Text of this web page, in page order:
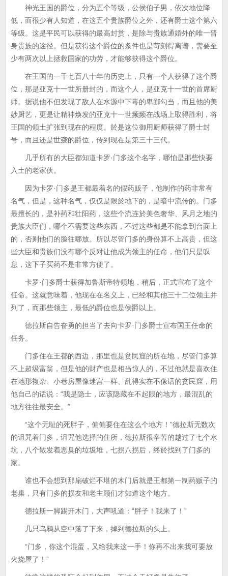
神光王国的爵位，分为五个等级，公侯伯子男，依次地位降
低，而很少有人知道，在这五个贵族爵位之外，还有爵士这个第六
等级。这是平民可以获得的最高封赏，是除与贵族通婚外的唯一晋
身贵族的途径。但是获得这个爵位的条件也是苛刻得离谱，需要至
少有两次以上拯救国家的功劳，才能够获得这个爵位。
在王国的一千七百八十年的历史上，只有一个人获得了这个爵
位，那是亚克十一世所册封的，而这个人，是亚克十一世的首席厨
师。据说他不但发现了敌人在水源中下毒的卑鄙勾当，而且他的美
妙厨艺，更是让精神焕发的亚克十一世频频在战场上取得胜利，将
王国的领土扩张到现在的程度。於是这位御用厨师获得了爵士封
号，而且还是世袭的爵位，传到现在是第三十三代。
几乎所有的大臣都知道卡罗·门多这个名字，哪怕是那些快要
入土的老家伙。
因为卡罗·门多是王都最着名的假药贩子，他制作的药非常有
名气，但是，这种名气，仅仅是限於地下的，是暗中流传的。门多
最擅长的，是补药和壮阳药，这些个流连於美色奢华、风月之地的
贵族大臣们，哪个不需要这些东西，不过这些都是不能拿到台面上
的，否则他们的脸往哪放。所以尽管门多的身份算不上高贵，但这
些大臣和贵族们没有哪个反对让他成为领主的任命，他们只是叹
息，这下子买药不是非常方便了。
卡罗·门多爵士获得加鲁斯帝特领地，稍后，正式宣布了这个
任命。这就意味着，他现在在名义上，已经和其他三十二位领主并
列了，而那些领主，最低的爵位也是侯爵以上。
德拉斯自告奋勇的担当了去向卡罗·门多爵士宣布国王任命的
任务。
门多住在王都的西边，那里也是贫民窟的所在地，尽管门多算
不上超级富翁，但是他的财产也是相当惊人的，不过他就是喜欢住
在地形複杂、小巷房屋像迷宫一样、乱得实在不像话的贫民窟，用
他自己的话说：“我是隐士，应该隐藏在不起眼的地方，最混乱的
地方往往最安全。”
“这个无耻的死胖子，偏偏要住在这么个地方！”德拉斯无数次
的诅咒着门多，诅咒他选择的住所，德拉斯很辛苦的越过了七个水
坑，八个散发着恶臭的垃圾堆，七拐八拐后，终於找到了门多的
家。
谁也不会想到那扇破烂不堪的木门后就是王都第一制药贩子的
老巢，只有门多的损友和老主顾们才知道这个地方。
德拉斯一脚踢开木门，大声吼道：“胖子！我来了！”
几只乌鸦从空中落了下来，掉到德拉斯的头上。
“门多，你这个混蛋，又给我来这一手！你再不出来我可要放
火烧屋了！”